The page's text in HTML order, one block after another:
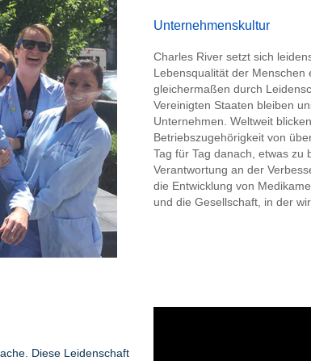
Unternehmenskultur
Charles River setzt sich
Lebensqualität der Menschen
gleichermaßen durch
Vereinigten Staaten bleiben
Unternehmen. Weltweit
Betriebszugehörigkeit von
Tag für Tag danach, etwas zu
Verantwortung an der
die Entwicklung von
und die Gesellschaft, in der
Diese Leidenschaft